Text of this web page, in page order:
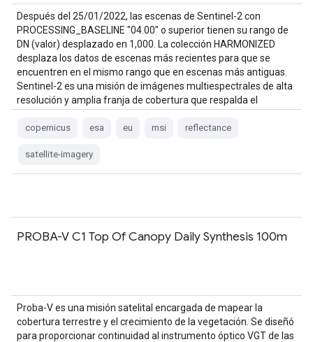
Después del 25/01/2022, las escenas de Sentinel-2 con
PROCESSING_BASELINE "04.00" o superior tienen su rango de
DN (valor) desplazado en 1,000. La colección HARMONIZED
desplaza los datos de escenas más recientes para que se
encuentren en el mismo rango que en escenas más antiguas.
Sentinel-2 es una misión de imágenes multiespectrales de alta
resolución y amplia franja de cobertura que respalda el
copernicus esa eu msi reflectance
satellite-imagery
PROBA-V C1 Top Of Canopy Daily Synthesis 100m
Proba-V es una misión satelital encargada de mapear la
cobertura terrestre y el crecimiento de la vegetación. Se diseñó
para proporcionar continuidad al instrumento óptico VGT de las